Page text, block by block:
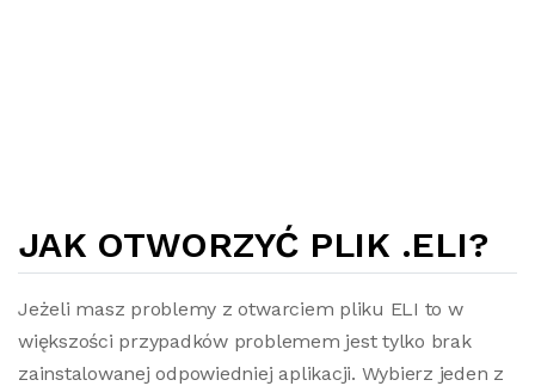
JAK OTWORZYĆ PLIK .ELI?
Jeżeli masz problemy z otwarciem pliku ELI to w
większości przypadków problemem jest tylko brak
zainstalowanej odpowiedniej aplikacji. Wybierz jeden z